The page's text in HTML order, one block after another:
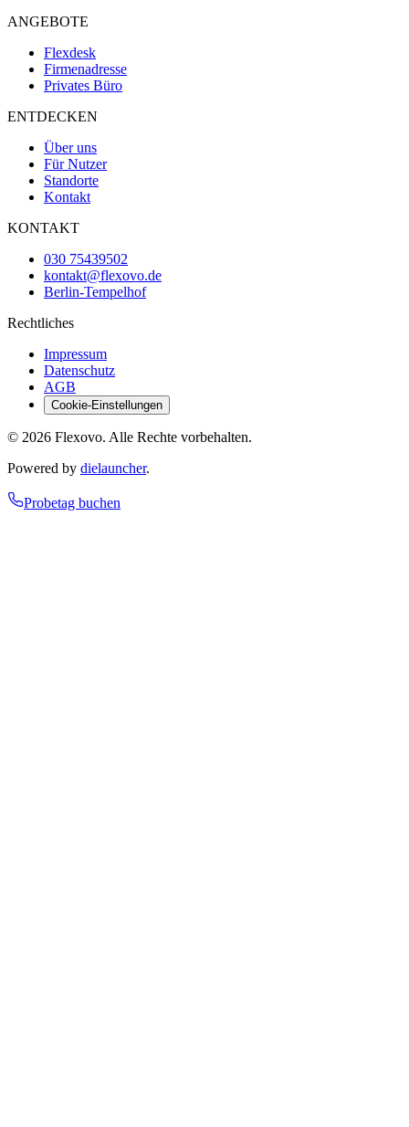
ANGEBOTE
Flexdesk
Firmenadresse
Privates Büro
ENTDECKEN
Über uns
Für Nutzer
Standorte
Kontakt
KONTAKT
030 75439502
kontakt@flexovo.de
Berlin-Tempelhof
Rechtliches
Impressum
Datenschutz
AGB
Cookie-Einstellungen
© 2026 Flexovo. Alle Rechte vorbehalten.
Powered by dielauncher.
Probetag buchen